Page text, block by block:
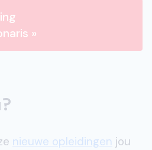
»
nieuwe opleidingen jou